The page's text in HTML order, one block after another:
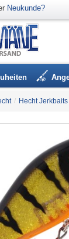
Neukunde?
/ Hecht Jerkbaits